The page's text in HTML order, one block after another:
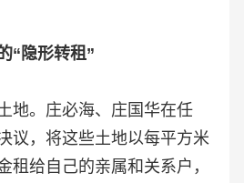
“隐形转租”
地。庄必海、庄国华在任
议，将这些土地以每平方米
租给自己的亲属和关系户，